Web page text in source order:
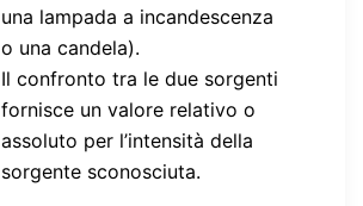
una lampada a incandescenza
o una candela).
Il confronto tra le due sorgenti
fornisce un valore relativo o
assoluto per l’intensità della
sorgente sconosciuta.